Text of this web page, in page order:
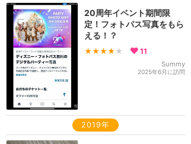
20周年イベント期間限
定！フォトパス写真をもら
える！？
★★★★ ★ 11
Summy
2025年6月に訪問
2019年